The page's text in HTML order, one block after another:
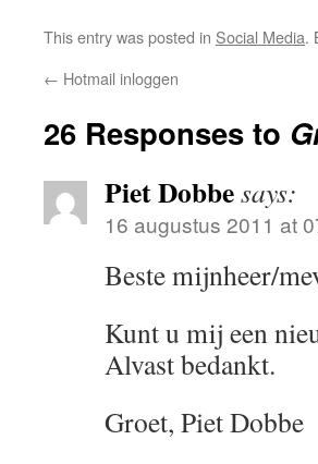
This entry was posted in Social Media.
← Hotmail inloggen
26 Responses to
Piet Dobbesays:
16 augustus 2011 at
Beste mijnheer/
Kunt u mij een
Alvast bedankt.
Groet, Piet Dobbe